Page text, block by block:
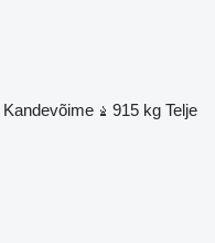
Kandevõime 915 kg Telje